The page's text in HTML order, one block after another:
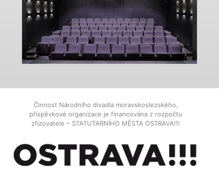
Činnost Národního divadla moravskoslezského,
příspěvkové organizace je financována z rozpočtu
zřizovatele – STATUTARNÍHO MĚSTA OSTRAVA!!!